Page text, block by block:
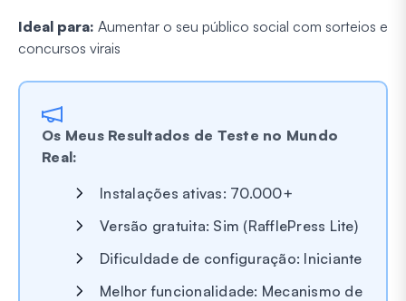
Ideal para: Aumentar o seu público social com sorteios e
concursos virais
Os Meus Resultados de Teste no Mundo
Real:
Instalações ativas: 70.000+
Versão gratuita: Sim (RafflePress Lite)
Dificuldade de configuração: Iniciante
Melhor funcionalidade: Mecanismo de